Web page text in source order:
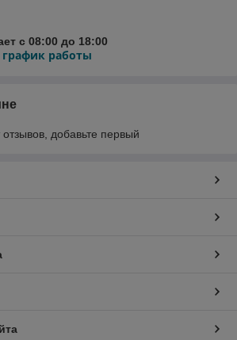
с 08:00 до 18:00
график работы
добавьте первый